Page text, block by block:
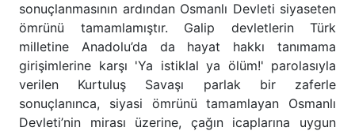
sonuçlanmasının ardından Osmanlı Devleti siyaseten
ömrünü tamamlamıştır. Galip devletlerin Türk
milletine Anadolu’da da hayat hakkı tanımama
girişimlerine karşı 'Ya istiklal ya ölüm!' parolasıyla
verilen Kurtuluş Savaşı parlak bir zaferle
sonuçlanınca, siyasi ömrünü tamamlayan Osmanlı
Devleti’nin mirası üzerine, çağın icaplarına uygun